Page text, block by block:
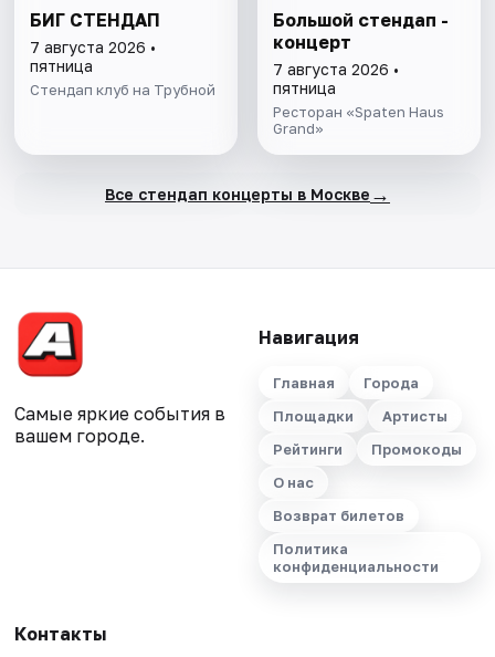
БИГ СТЕНДАП
7 августа 2026 •
пятница
Стендап клуб на Трубной
Большой стендап -
концерт
7 августа 2026 •
пятница
Ресторан «Spaten Haus
Grand»
Все стендап концерты в Москве →
Самые яркие события в
вашем городе.
Навигация
Главная
Города
Площадки
Артисты
Рейтинги
Промокоды
О нас
Возврат билетов
Политика
конфиденциальности
Контакты